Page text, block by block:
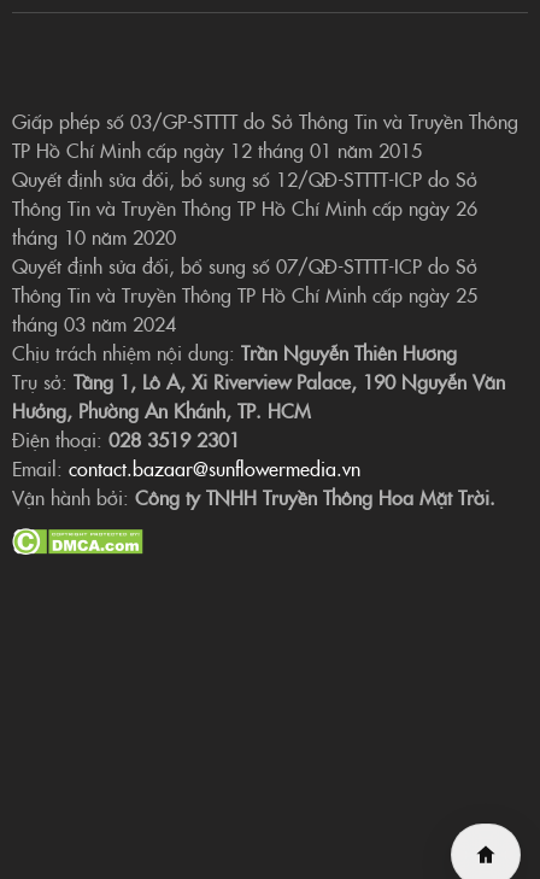
Giấp phép số 03/GP-STTTT do Sở Thông Tin và Truyền Thông
TP Hồ Chí Minh cấp ngày 12 tháng 01 năm 2015
Quyết định sửa đổi, bổ sung số 12/QĐ-STTTT-ICP do Sở
Thông Tin và Truyền Thông TP Hồ Chí Minh cấp ngày 26
tháng 10 năm 2020
Quyết định sửa đổi, bổ sung số 07/QĐ-STTTT-ICP do Sở
Thông Tin và Truyền Thông TP Hồ Chí Minh cấp ngày 25
tháng 03 năm 2024
Chịu trách nhiệm nội dung: Trần Nguyễn Thiên Hương
Trụ sở: Tầng 1, Lô A, Xi Riverview Palace, 190 Nguyễn Văn
Hưởng, Phường An Khánh, TP. HCM
Điện thoại: 028 3519 2301
Email: contact.bazaar@sunflowermedia.vn
Vận hành bởi: Công ty TNHH Truyền Thông Hoa Mặt Trời.